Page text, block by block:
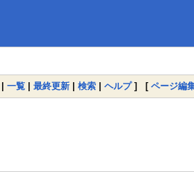
一覧 | 最終更新 | 検索 | ヘルプ] [ ページ編